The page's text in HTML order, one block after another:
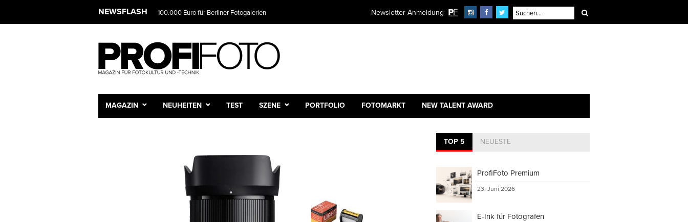
NEWSFLASH 100.000 Euro für Berliner Fotogalerien Newsletter-Anmeldung
MAGAZIN NEUHEITEN TEST SZENE PORTFOLIO FOTOMARKT NEW TALENT AWARD
TOP 5 NEUESTE
ProfiFoto Premium
23. Juni 2026
E-Ink für Fotografen